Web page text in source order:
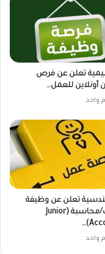
تعلن عن فرص
للعمل…
واحد
تعلن عن وظيفة
محاسب/محاسبة (Junior
واحد